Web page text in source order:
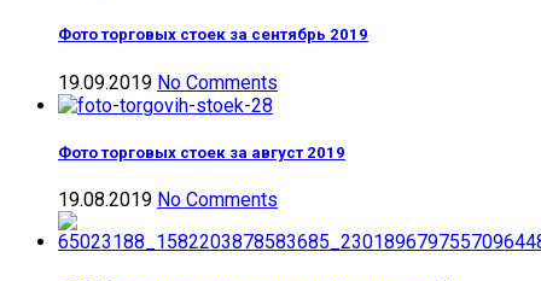
Фото торговых стоек за сентябрь 2019
19.09.2019 No Comments
Фото торговых стоек за август 2019
19.08.2019 No Comments